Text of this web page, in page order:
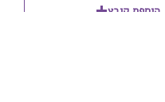
הוספת קובץ